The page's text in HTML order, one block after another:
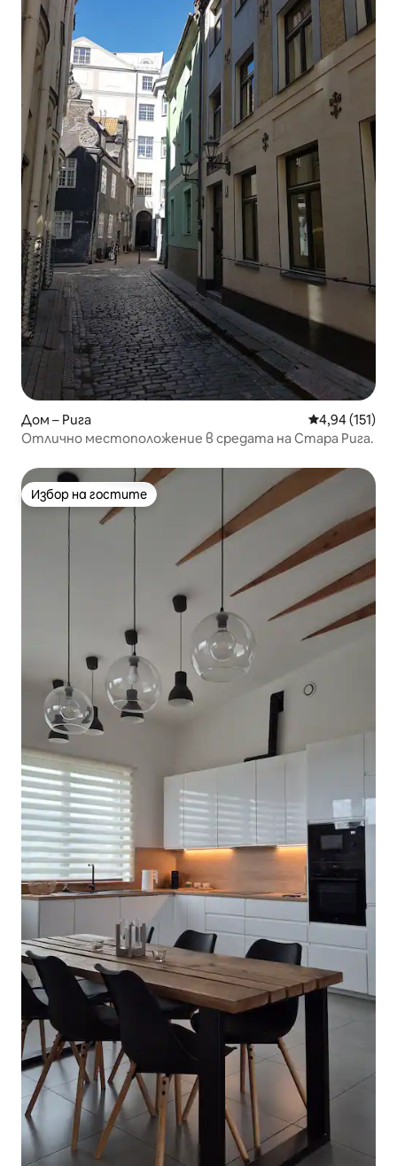
Дом – Рига Средна
4,94 (151)
Отлично местоположение в средата на Стара Рига.
Избор на гостите
Избор на гостите